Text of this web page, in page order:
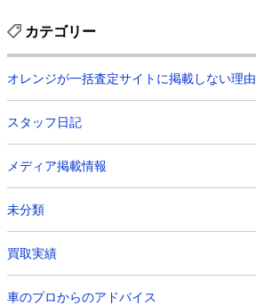
カテゴリー
オレンジが一括査定サイトに掲載しない理由
スタッフ日記
メディア掲載情報
未分類
買取実績
車のプロからのアドバイス